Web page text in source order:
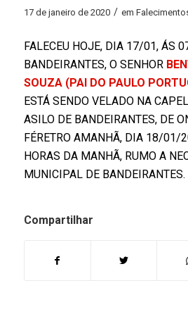
17 de janeiro de 2020 / em
FALECEU HOJE, DIA 17/01, ÁS
BANDEIRANTES, O SENHOR
SOUZA (PAI DO PAULO
ESTÁ SENDO VELADO NA
ASILO DE BANDEIRANTES, DE
FÉRETRO AMANHÃ, DIA 18/01/
HORAS DA MANHÃ, RUMO A
MUNICIPAL DE BANDEIRANTES.
Compartilhar